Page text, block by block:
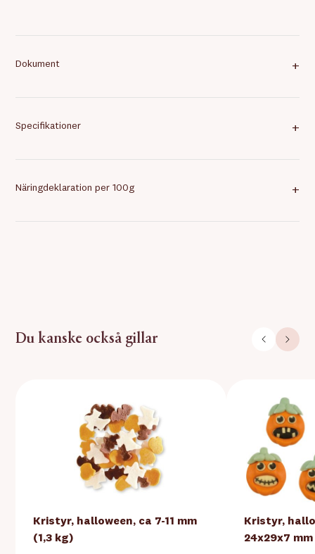
Dokument +
Specifikationer +
Näringdeklaration per 100g +
Du kanske också gillar
Kristyr, halloween, ca 7-11 mm
(1,3 kg)
Kristyr,
24x29x7